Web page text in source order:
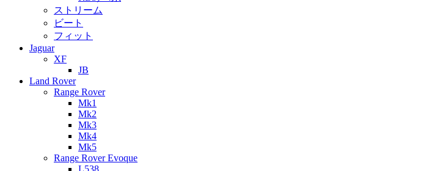
ストリーム
ビート
フィット
Jaguar
XF
JB
Land Rover
Range Rover
Mk1
Mk2
Mk3
Mk4
Mk5
Range Rover Evoque
L538